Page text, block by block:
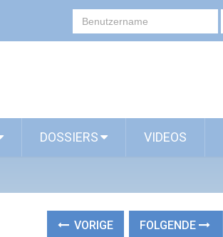
DOSSIERS VIDEOS
VORIGE FOLGENDE